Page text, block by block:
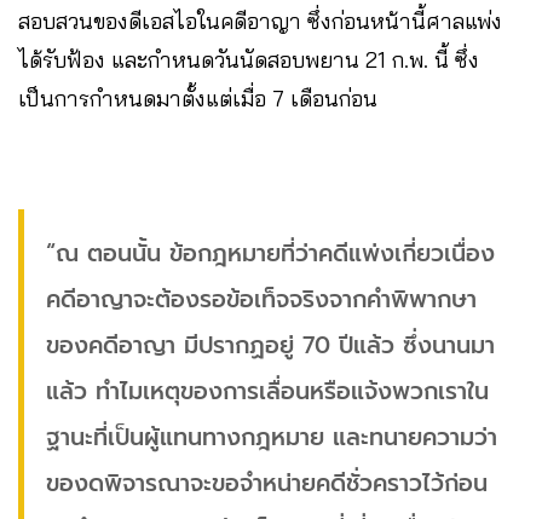
สอบสวนของดีเอสไอในคดีอาญา ซึ่งก่อนหน้านี้ศาลแพ่ง
ได้รับฟ้อง และกำหนดวันนัดสอบพยาน 21 ก.พ. นี้ ซึ่ง
เป็นการกำหนดมาตั้งแต่เมื่อ 7 เดือนก่อน
“ณ ตอนนั้น ข้อกฎหมายที่ว่าคดีแพ่งเกี่ยวเนื่อง
คดีอาญาจะต้องรอข้อเท็จจริงจากคำพิพากษา
ของคดีอาญา มีปรากฏอยู่ 70 ปีแล้ว ซึ่งนานมา
แล้ว ทำไมเหตุของการเลื่อนหรือแจ้งพวกเราใน
ฐานะที่เป็นผู้แทนทางกฎหมาย และทนายความว่า
ของดพิจารณาจะขอจำหน่ายคดีชั่วคราวไว้ก่อน